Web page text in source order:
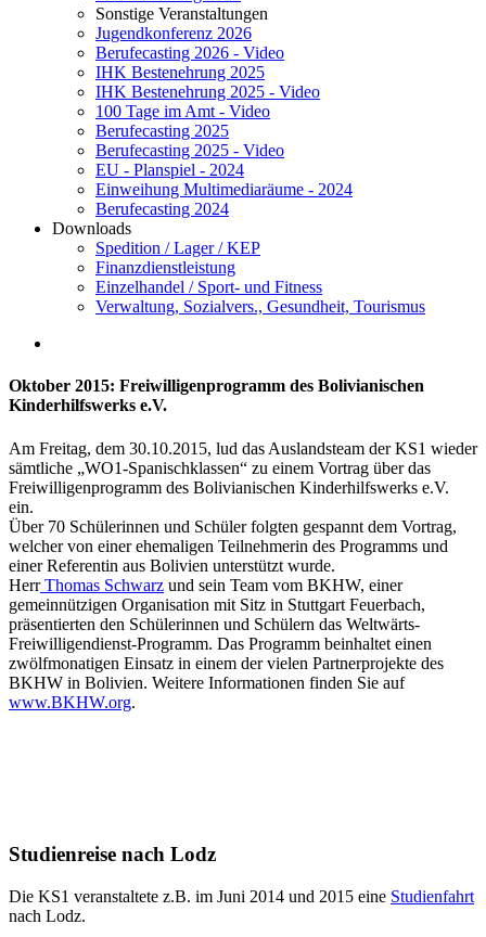
Sonstige Veranstaltungen
Jugendkonferenz 2026
Berufecasting 2026 - Video
IHK Bestenehrung 2025
IHK Bestenehrung 2025 - Video
100 Tage im Amt - Video
Berufecasting 2025
Berufecasting 2025 - Video
EU - Planspiel - 2024
Einweihung Multimediaräume - 2024
Berufecasting 2024
Downloads
Spedition / Lager / KEP
Finanzdienstleistung
Einzelhandel / Sport- und Fitness
Verwaltung, Sozialvers., Gesundheit, Tourismus
Oktober 2015: Freiwilligenprogramm des Bolivianischen
Kinderhilfswerks e.V.
Am Freitag, dem 30.10.2015, lud das Auslandsteam der KS1 wieder
sämtliche „WO1-Spanischklassen“ zu einem Vortrag über das
Freiwilligenprogramm des Bolivianischen Kinderhilfswerks e.V.
ein.
Über 70 Schülerinnen und Schüler folgten gespannt dem Vortrag,
welcher von einer ehemaligen Teilnehmerin des Programms und
einer Referentin aus Bolivien unterstützt wurde.
HerrThomas Schwarz und sein Team vom BKHW, einer
gemeinnützigen Organisation mit Sitz in Stuttgart Feuerbach,
präsentierten den Schülerinnen und Schülern das Weltwärts-
Freiwilligendienst-Programm. Das Programm beinhaltet einen
zwölfmonatigen Einsatz in einem der vielen Partnerprojekte des
BKHW in Bolivien. Weitere Informationen finden Sie auf
www.BKHW.org.
Studienreise nach Lodz
Die KS1 veranstaltete z.B. im Juni 2014 und 2015 eine Studienfahrt
nach Lodz.